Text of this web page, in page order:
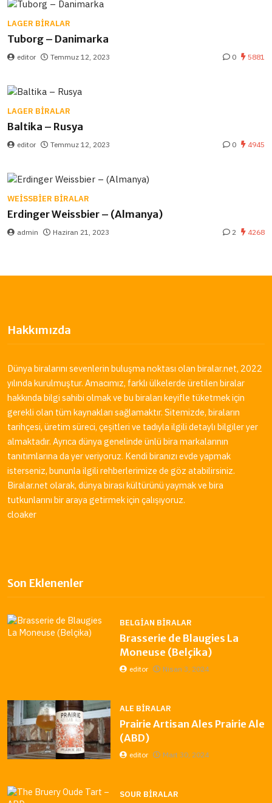
LAGER BIRALAR
Tuborg – Danimarka
editor Temmuz 12, 2023 0 5881
LAGER BIRALAR
Baltika – Rusya
editor Temmuz 12, 2023 0 4945
WEISSBIER BIRALAR
Erdinger Weissbier – (Almanya)
admin Haziran 21, 2023 2 4268
Hakkımızda
Dünya biralarını sevenlerin buluşma noktası olan biralar.net, 2022
yılında kurulmuştur. Amacımız, farklı ülkelerde üretilen biralar
hakkında bilgi sahibi olmak ve bu biraları keyifle tüketmek için
gerekli olan tüm kaynakları sağlamaktır. Sitemizde, biraların
tarihçesi, üretim süreci, çeşitleri ve tadıyla ilgili detaylı bilgiler yer
almaktadır. Ayrıca dünya genelinde ünlü bira markalarının
tanıtımlarına da yer veriyoruz. Kendi biranızı evde yapmak
isterseniz, bununla ilgili rehberlerimize de göz atabilirsiniz.
Biralar.net olarak, dünya birası kültürünü yaymak ve bira
tutkunlarını bir araya getirmek için çalışıyoruz.
cloaker
Son Eklenenler
BELGIAN BIRALAR
Brasserie de Blaugies La
Moneuse (Belçika)
editor Nisan 3, 2024
ALE BIRALAR
Prairie Artisan Ales Prairie Ale
(ABD)
editor Mart 30, 2024
SOUR BIRALAR